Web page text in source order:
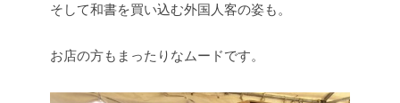
そして和書を買い込む外国人客の姿も。
お店の方もまったりなムードです。